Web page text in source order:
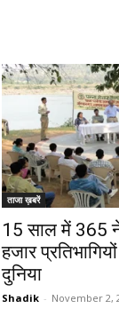
ताजा ख़बरें
15 साल में 365
हजार
दुनिया
Shadik - November 2,